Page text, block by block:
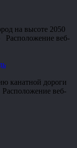
на высоте 2050
Расположение веб-
канатной дороги
веб-